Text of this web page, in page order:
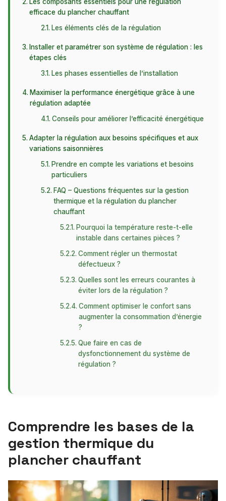
efficace du plancher chauffant
Les éléments clés de la régulation
Installer et paramétrer son système de régulation : les
étapes clés
Les phases essentielles de l’installation
Maximiser la performance énergétique grâce à une
régulation adaptée
Conseils pour améliorer l’efficacité énergétique
Adapter la régulation aux besoins spécifiques et aux
variations saisonnières
Prendre en compte les variations et besoins
particuliers
FAQ – Questions fréquentes sur la gestion
thermique et la régulation du plancher
chauffant
Pourquoi la température reste-t-elle
instable dans certaines pièces ?
Comment régler un thermostat
défectueux ?
Quelles sont les erreurs courantes à
éviter lors de la régulation ?
Comment optimiser le confort sans
augmenter la consommation d’énergie
?
Que faire en cas de
dysfonctionnement du système de
régulation ?
Comprendre les bases de la
gestion thermique du
plancher chauffant